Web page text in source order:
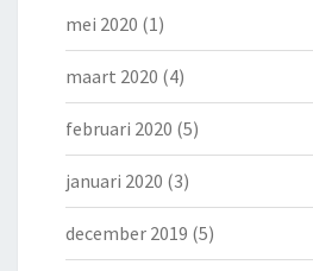
mei 2020 (1)
maart 2020 (4)
februari 2020 (5)
januari 2020 (3)
december 2019 (5)